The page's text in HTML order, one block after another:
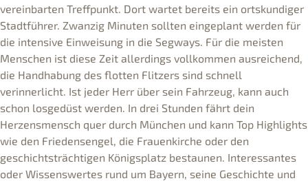
vereinbarten Treffpunkt. Dort wartet bereits ein ortskundiger
Stadtführer. Zwanzig Minuten sollten eingeplant werden für
die intensive Einweisung in die Segways. Für die meisten
Menschen ist diese Zeit allerdings vollkommen ausreichend,
die Handhabung des flotten Flitzers sind schnell
verinnerlicht. Ist jeder Herr über sein Fahrzeug, kann auch
schon losgedüst werden. In drei Stunden fährt dein
Herzensmensch quer durch München und kann Top Highlights
wie den Friedensengel, die Frauenkirche oder den
geschichtsträchtigen Königsplatz bestaunen. Interessantes
oder Wissenswertes rund um Bayern, seine Geschichte und